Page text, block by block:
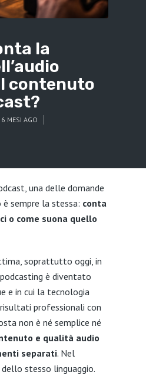
la
contenuto
6 MESI AGO
una delle domande
sempre la stessa: conta
o come suona quello
soprattutto oggi, in
è diventato
e in cui la tecnologia
professionali con
non è né semplice né
e qualità audio
separati. Nel
stesso linguaggio.